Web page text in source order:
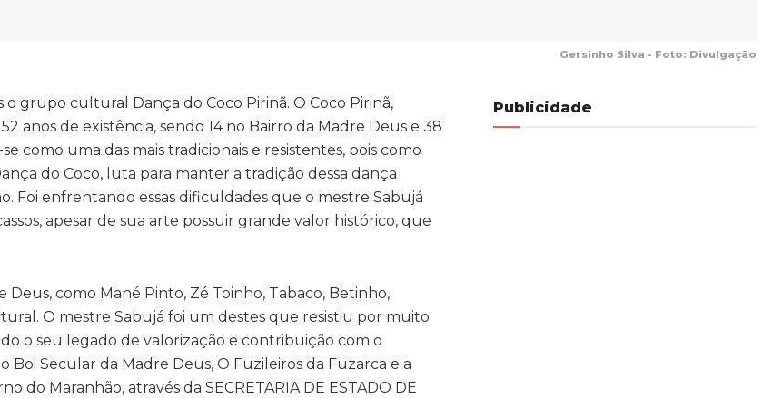
Gersinho Silva - Foto: Divulgação
grupo cultural Dança do Coco Pirinã. O Coco Pirinã,
anos de existência, sendo 14 no Bairro da Madre Deus e 38
como uma das mais tradicionais e resistentes, pois como
do Coco, luta para manter a tradição dessa dança
Foi enfrentando essas dificuldades que o mestre Sabujá
apesar de sua arte possuir grande valor histórico, que
como Mané Pinto, Zé Toinho, Tabaco, Betinho,
O mestre Sabujá foi um destes que resistiu por muito
o seu legado de valorização e contribuição com o
Boi Secular da Madre Deus, O Fuzileiros da Fuzarca e a
do Maranhão, através da SECRETARIA DE ESTADO DE
Publicidade